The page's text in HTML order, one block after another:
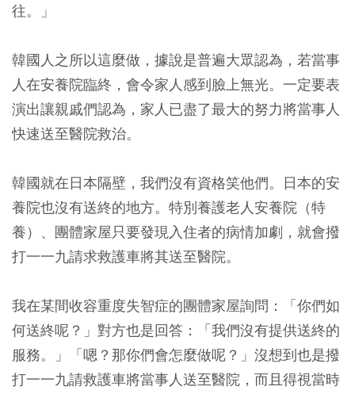
往。」
韓國人之所以這麼做，據說是普遍大眾認為，若當事
人在安養院臨終，會令家人感到臉上無光。一定要表
演出讓親戚們認為，家人已盡了最大的努力將當事人
快速送至醫院救治。
韓國就在日本隔壁，我們沒有資格笑他們。日本的安
養院也沒有送終的地方。特別養護老人安養院（特
養）、團體家屋只要發現入住者的病情加劇，就會撥
打一一九請求救護車將其送至醫院。
我在某間收容重度失智症的團體家屋詢問：「你們如
何送終呢？」對方也是回答：「我們沒有提供送終的
服務。」「嗯？那你們會怎麼做呢？」沒想到也是撥
打一一九請救護車將當事人送至醫院，而且得視當時